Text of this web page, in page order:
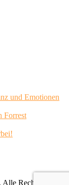
und Emotionen
Forrest
. Alle Rechte